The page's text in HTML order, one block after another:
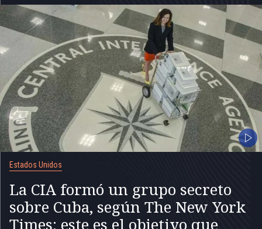
Estados Unidos
La CIA formó un grupo secreto
sobre Cuba, según The New York
Times: este es el objetivo que